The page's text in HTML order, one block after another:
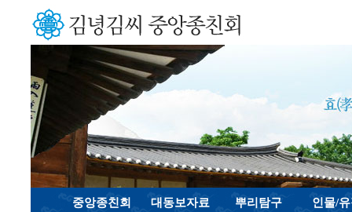
중앙종친회 대동보자료 뿌리탐구 인물/